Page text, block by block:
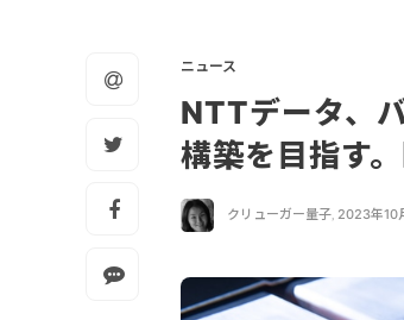
ニュース
NTTデータ、
構築を目指す
クリューガー量子, 2023年10